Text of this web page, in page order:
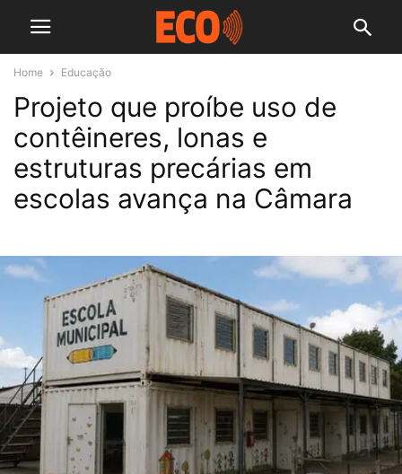
Home Educação
Projeto que proíbe uso de
contêineres, lonas e
estruturas precárias em
escolas avança na Câmara